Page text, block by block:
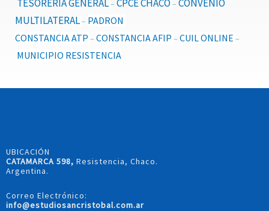
TESORERIA GENERAL– CPCE CHACO – CONVENIO
MULTILATERAL– PADRON
CONSTANCIA ATP – CONSTANCIA AFIP – CUIL ONLINE –
MUNICIPIO RESISTENCIA
UBICACIÓN
CATAMARCA 598, Resistencia, Chaco.
Argentina.
Correo Electrónico:
info@estudiosancristobal.com.ar